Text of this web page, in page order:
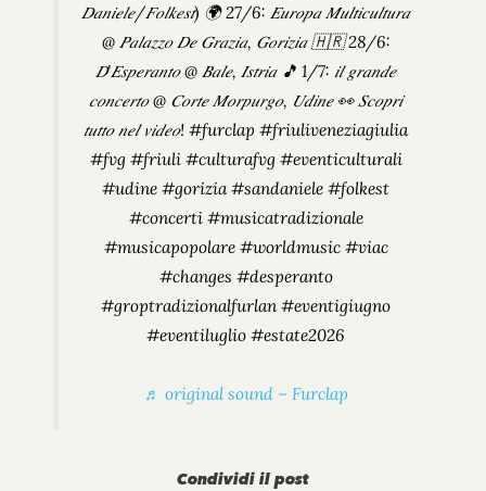
𝐷𝑎𝑛𝑖𝑒𝑙𝑒/𝐹𝑜𝑙𝑘𝑒𝑠𝑡) 🌍 27/6: 𝐸𝑢𝑟𝑜𝑝𝑎 𝑀𝑢𝑙𝑡𝑖𝑐𝑢𝑙𝑡𝑢𝑟𝑎
@ 𝑃𝑎𝑙𝑎𝑧𝑧𝑜 𝐷𝑒 𝐺𝑟𝑎𝑧𝑖𝑎, 𝐺𝑜𝑟𝑖𝑧𝑖𝑎 🇭🇷 28/6:
𝐷'𝐸𝑠𝑝𝑒𝑟𝑎𝑛𝑡𝑜 @ 𝐵𝑎𝑙𝑒, 𝐼𝑠𝑡𝑟𝑖𝑎 🎵 1/7: 𝑖𝑙 𝑔𝑟𝑎𝑛𝑑𝑒
𝑐𝑜𝑛𝑐𝑒𝑟𝑡𝑜 @ 𝐶𝑜𝑟𝑡𝑒 𝑀𝑜𝑟𝑝𝑢𝑟𝑔𝑜, 𝑈𝑑𝑖𝑛𝑒 👀 𝑆𝑐𝑜𝑝𝑟𝑖
𝑡𝑢𝑡𝑡𝑜 𝑛𝑒𝑙 𝑣𝑖𝑑𝑒𝑜! #furclap #friuliveneziagiulia
#fvg #friuli #culturafvg #eventiculturali
#udine #gorizia #sandaniele #folkest
#concerti #musicatradizionale
#musicapopolare #worldmusic #viac
#changes #desperanto
#groptradizionalfurlan #eventigiugno
#eventiluglio #estate2026
♬ original sound – Furclap
Condividi il post